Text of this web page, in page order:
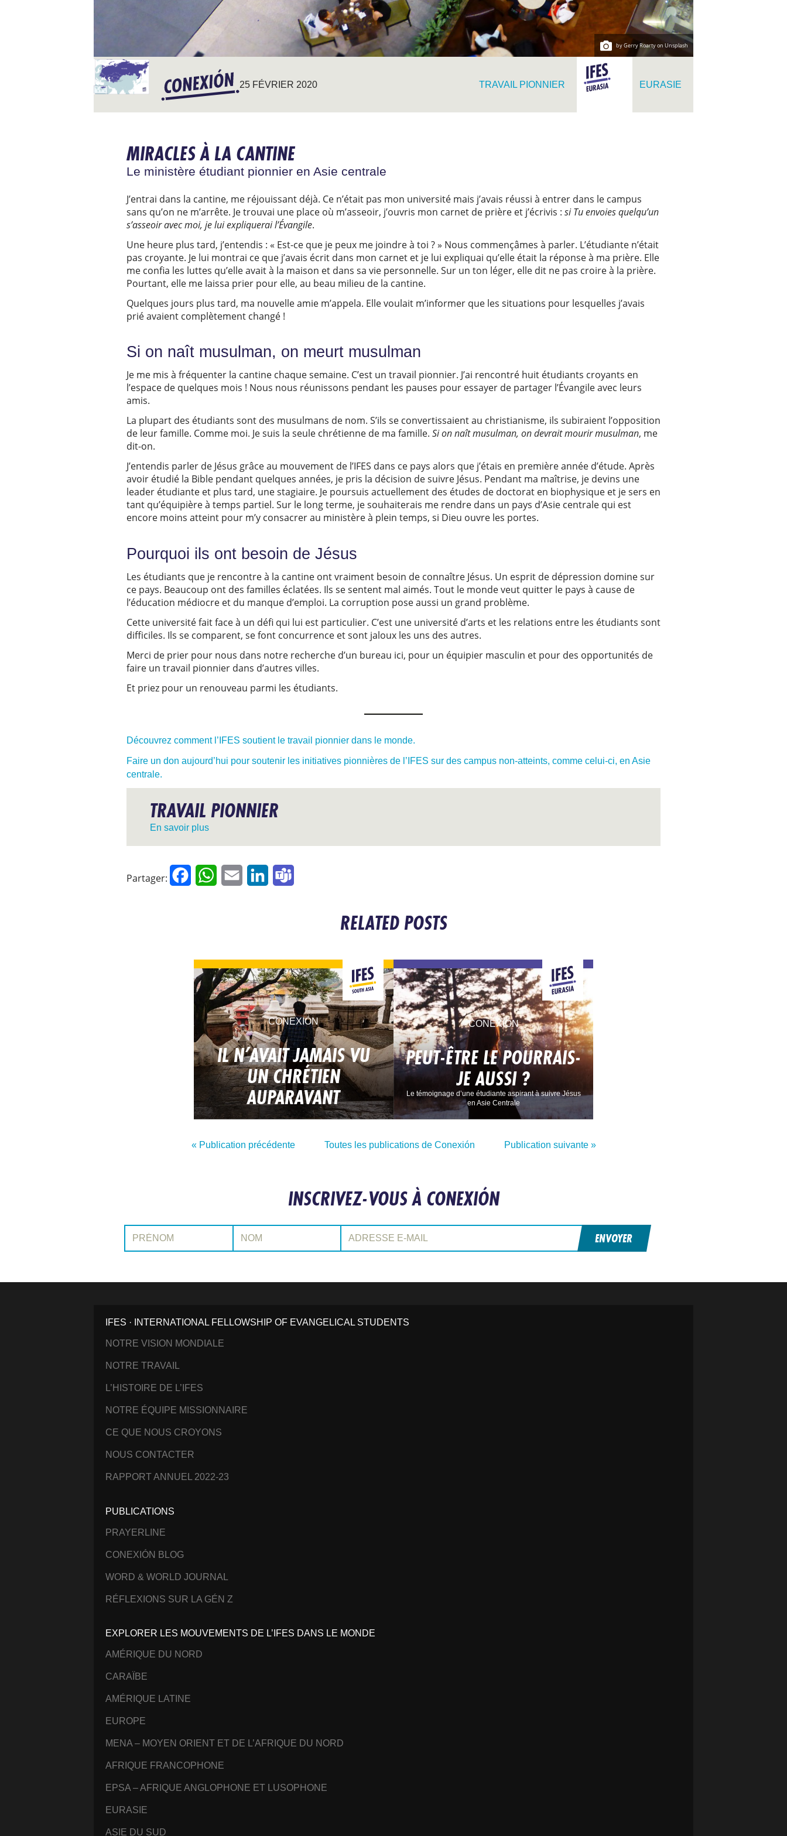
by Gerry Roarty on Unsplash
25 FÉVRIER 2020 TRAVAIL PIONNIER EURASIE
MIRACLES À LA CANTINE
Le ministère étudiant pionnier en Asie centrale
J’entrai dans la cantine, me réjouissant déjà. Ce n’était pas mon université mais j’avais réussi à entrer dans le campus
sans qu’on ne m’arrête. Je trouvai une place où m’asseoir, j’ouvris mon carnet de prière et j’écrivis : si Tu envoies quelqu’un
s’asseoir avec moi, je lui expliquerai l’Évangile.
Une heure plus tard, j’entendis : « Est-ce que je peux me joindre à toi ? » Nous commençâmes à parler. L’étudiante n’était
pas croyante. Je lui montrai ce que j’avais écrit dans mon carnet et je lui expliquai qu’elle était la réponse à ma prière. Elle
me confia les luttes qu’elle avait à la maison et dans sa vie personnelle. Sur un ton léger, elle dit ne pas croire à la prière.
Pourtant, elle me laissa prier pour elle, au beau milieu de la cantine.
Quelques jours plus tard, ma nouvelle amie m’appela. Elle voulait m’informer que les situations pour lesquelles j’avais
prié avaient complètement changé !
Si on naît musulman, on meurt musulman
Je me mis à fréquenter la cantine chaque semaine. C’est un travail pionnier. J’ai rencontré huit étudiants croyants en
l’espace de quelques mois ! Nous nous réunissons pendant les pauses pour essayer de partager l’Évangile avec leurs
amis.
La plupart des étudiants sont des musulmans de nom. S’ils se convertissaient au christianisme, ils subiraient l’opposition
de leur famille. Comme moi. Je suis la seule chrétienne de ma famille. Si on naît musulman, on devrait mourir musulman, me
dit-on.
J’entendis parler de Jésus grâce au mouvement de l’IFES dans ce pays alors que j’étais en première année d’étude. Après
avoir étudié la Bible pendant quelques années, je pris la décision de suivre Jésus. Pendant ma maîtrise, je devins une
leader étudiante et plus tard, une stagiaire. Je poursuis actuellement des études de doctorat en biophysique et je sers en
tant qu’équipière à temps partiel. Sur le long terme, je souhaiterais me rendre dans un pays d’Asie centrale qui est
encore moins atteint pour m’y consacrer au ministère à plein temps, si Dieu ouvre les portes.
Pourquoi ils ont besoin de Jésus
Les étudiants que je rencontre à la cantine ont vraiment besoin de connaître Jésus. Un esprit de dépression domine sur
ce pays. Beaucoup ont des familles éclatées. Ils se sentent mal aimés. Tout le monde veut quitter le pays à cause de
l’éducation médiocre et du manque d’emploi. La corruption pose aussi un grand problème.
Cette université fait face à un défi qui lui est particulier. C’est une université d’arts et les relations entre les étudiants sont
difficiles. Ils se comparent, se font concurrence et sont jaloux les uns des autres.
Merci de prier pour nous dans notre recherche d’un bureau ici, pour un équipier masculin et pour des opportunités de
faire un travail pionnier dans d’autres villes.
Et priez pour un renouveau parmi les étudiants.
Découvrez comment l’IFES soutient le travail pionnier dans le monde.
Faire un don aujourd’hui pour soutenir les initiatives pionnières de l’IFES sur des campus non-atteints, comme celui-ci, en Asie
centrale.
TRAVAIL PIONNIER
En savoir plus
Partager: FacebookWhatsApp
Email LinkedIn
RELATED POSTS
CONEXIÓN
IL N’AVAIT JAMAIS VU
UN CHRÉTIEN
AUPARAVANT
CONEXIÓN
PEUT-ÊTRE LE POURRAIS-
JE AUSSI ?
Le témoignage d’une étudiante aspirant à suivre Jésus
en Asie Centrale
« Publication précédente Toutes les publications de Conexión Publication suivante »
INSCRIVEZ-VOUS À CONEXIÓN
Prénom: Nom: Adresse e-mail:
ENVOYER
IFES · INTERNATIONAL FELLOWSHIP OF EVANGELICAL STUDENTS
NOTRE VISION MONDIALE
NOTRE TRAVAIL
L’HISTOIRE DE L’IFES
NOTRE ÉQUIPE MISSIONNAIRE
CE QUE NOUS CROYONS
NOUS CONTACTER
RAPPORT ANNUEL 2022-23
PUBLICATIONS
PRAYERLINE
CONEXIÓN BLOG
WORD & WORLD JOURNAL
RÉFLEXIONS SUR LA GÉN Z
EXPLORER LES MOUVEMENTS DE L’IFES DANS LE MONDE
AMÉRIQUE DU NORD
CARAÏBE
AMÉRIQUE LATINE
EUROPE
MENA – MOYEN ORIENT ET DE L’AFRIQUE DU NORD
AFRIQUE FRANCOPHONE
EPSA – AFRIQUE ANGLOPHONE ET LUSOPHONE
EURASIE
ASIE DU SUD